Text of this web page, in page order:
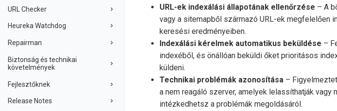
URL Checker
Heureka Watchdog
Repairman
Biztonság és technikai
követelmények
Fejlesztőknek
Release Notes
URL-ek indexálási állapotának ellenőrzése – A
vagy a sitemapből származó URL-ek megfelelően
keresési eredményeiben.
Indexálási kérelmek automatikus beküldése –
indexéből, és önállóan beküldi őket prioritásos
küldeni.
Technikai problémák azonosítása –
a nem reagáló szerver, amelyek lelassíthatják vagy
intézkedhetsz a problémák megoldásáról.